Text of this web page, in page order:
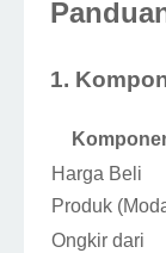
1.
Harga Beli
Produk
Ongkir dari